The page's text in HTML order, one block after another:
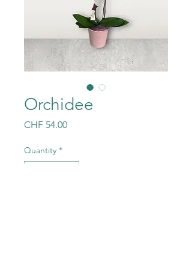
Orchidee
CHF 54.00Price
Quantity *